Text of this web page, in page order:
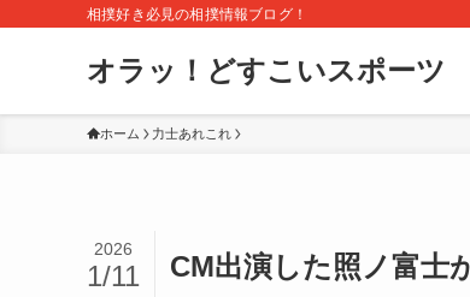
相撲好き必見の相撲情報ブログ！
オラッ！どすこいスポーツ
ホーム 力士あれこれ
CM出演した照ノ富士
2026
1/11